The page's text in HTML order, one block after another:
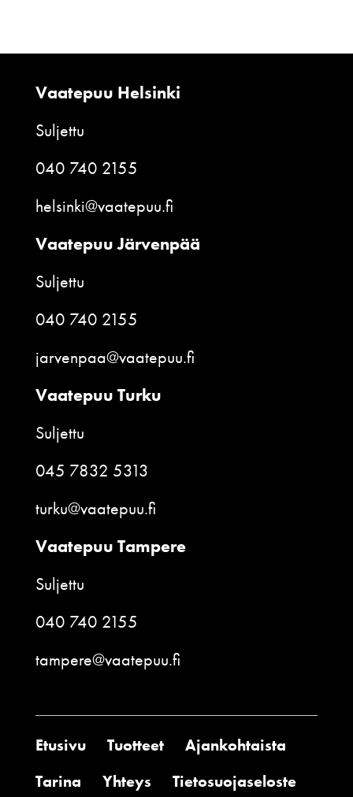
Vaatepuu Helsinki
Suljettu
040 740 2155
helsinki@vaatepuu.fi
Vaatepuu Järvenpää
Suljettu
040 740 2155
jarvenpaa@vaatepuu.fi
Vaatepuu Turku
Suljettu
045 7832 5313
turku@vaatepuu.fi
Vaatepuu Tampere
Suljettu
040 740 2155
tampere@vaatepuu.fi
Etusivu Tuotteet
Ajankohtaista
Tarina
Yhteys Tietosuojaseloste